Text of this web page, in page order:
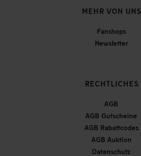
MEHR VON UNS
Fanshops
Newsletter
RECHTLICHES
AGB
AGB Gutscheine
AGB Rabattcodes
AGB Auktion
Datenschutz